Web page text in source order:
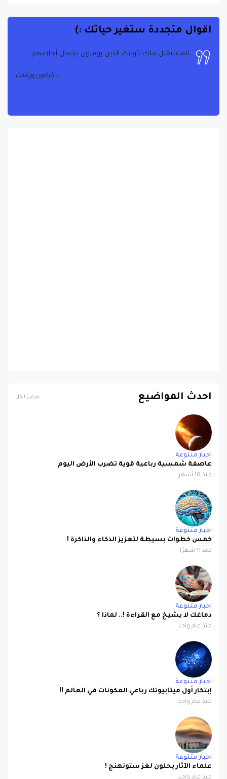
اقوال متجددة ستغير حياتك :)
الحياة هي ما يحدث عندما تكون مشغولاً بوضع خطط
احدث المواضيع عرض الكل
اخبار متنوعة
عاصفة شمسية رباعية قوية تضرب الأرض اليوم
منذ 10 أشهر
اخبار متنوعة
خمس خطوات بسيطة لتعزيز الذكاء والذاكرة !
منذ 11 شهرًا
اخبار متنوعة
دماغك لا يشيخ مع القراءة !.. لماذا ؟
منذ عام واحد
اخبار متنوعة
إبتكار أول ميتابيوتك رباعي المكونات في العالم !!
منذ عام واحد
اخبار متنوعة
علماء الآثار يحلون لغز ستونهنج !
منذ عام واحد